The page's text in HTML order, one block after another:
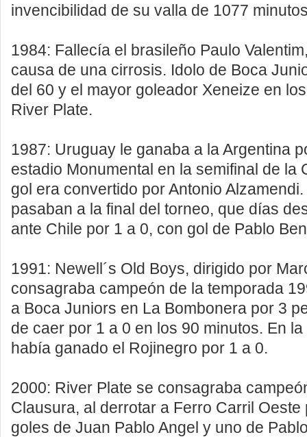
invencibilidad de su valla de 1077
1984: Fallecía el brasileño Paulo
causa de una cirrosis. Idolo de Boca
del 60 y el mayor goleador Xeneize en
River Plate.
1987: Uruguay le ganaba a la Argentina
estadio Monumental en la semifinal de la
gol era convertido por Antonio
pasaban a la final del torneo, que días
ante Chile por 1 a 0, con gol de Pablo
1991: Newell´s Old Boys, dirigido por
consagraba campeón de la temporada
a Boca Juniors en La Bombonera por 3
de caer por 1 a 0 en los 90 minutos. En
había ganado el Rojinegro por 1 a 0.
2000: River Plate se consagraba
Clausura, al derrotar a Ferro Carril Oeste
goles de Juan Pablo Angel y uno de